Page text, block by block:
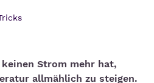
Strom mehr hat,
allmählich zu steigen.